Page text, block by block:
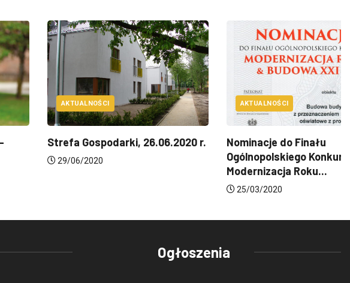
AKTUALNOŚCI
Strefa Gospodarki, 26.06.2020 r.
29/06/2020
AKTUALNOŚCI
Nominacje do Finału
Ogólnopolskiego Konkursu
Modernizacja Roku...
25/03/2020
Ogłoszenia